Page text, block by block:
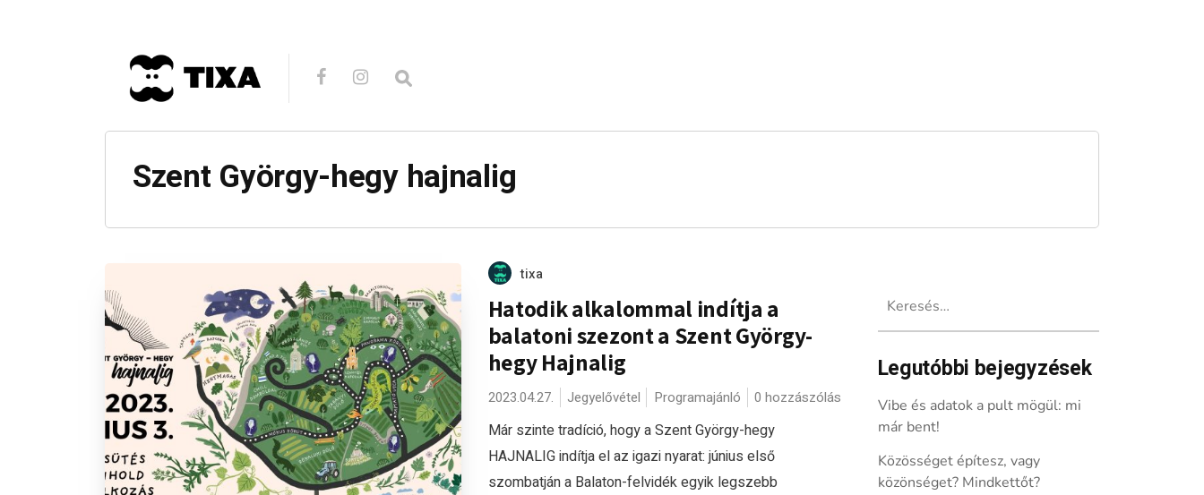
Szent György-hegy hajnalig
tixa
Hatodik alkalommal indítja a
balatoni szezont a Szent György-
hegy Hajnalig
2023.04.27. Jegyelővétel Programajánló 0 hozzászólás
Már szinte tradíció, hogy a Szent György-hegy
HAJNALIG indítja el az igazi nyarat: június első
szombatján a Balaton-felvidék egyik legszebb
Legutóbbi bejegyzések
Vibe és adatok a pult mögül: mi
már bent!
Közösséget építesz, vagy
közönséget? Mindkettőt?